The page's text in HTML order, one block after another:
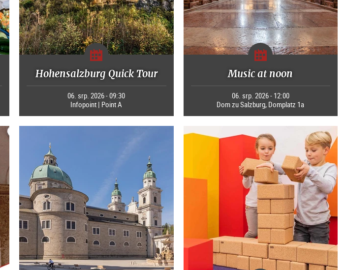
Hohensalzburg Quick Tour
06. srp. 2026 - 09:30
Infopoint | Point A
Music at noon
06. srp. 2026 - 12:00
Dom zu Salzburg, Domplatz 1a